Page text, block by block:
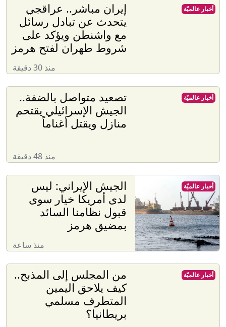
إيران مباشر.. عراقجي
يتحدث عن تبادل رسائل
مع واشنطن ويؤكد على
شروط طهران لفتح هرمز
منذ 30 دقيقة
أخبار عالميّة
تصعيد متواصل بالضفة..
الجيش الإسرائيلي يقتحم
منازل ويقتل أغناماً
منذ 48 دقيقة
أخبار عالميّة
الجيش الإيراني: ليس
لدى أمريكا خيار سوى
قبول نظامنا السائد
بمضيق هرمز
منذ ساعة
أخبار عالميّة
من المجلس إلى المذبح..
كيف يلاحق اليمين
المتطرف مسلمي
بريطانيا؟
أخبار عالميّة